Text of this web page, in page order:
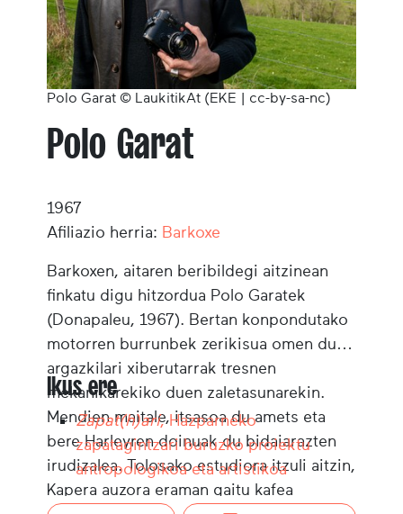
Polo Garat © LaukitikAt (EKE | cc-by-sa-nc)
Polo Garat
1967
Afiliazio herria: Barkoxe
Barkoxen, aitaren beribildegi aitzinean
finkatu digu hitzordua Polo Garatek
(Donapaleu, 1967). Bertan konpondutako
motorren burrunbek zerikisua omen dute,
argazkilari xiberutarrak tresnen
mekanikarekiko duen zaletasunarekin.
Mendien maitale, itsasoa du amets eta
bere Harleyren doinuak du bidaiarazten
irudizalea. Tolosako estudiora itzuli aitzin,
Kapera auzora eraman gaitu kafea
Ikus ere
Zapat(h)ari, Hazparneko
zapatagintzari buruzko proiektu
antropologikoa eta artistikoa